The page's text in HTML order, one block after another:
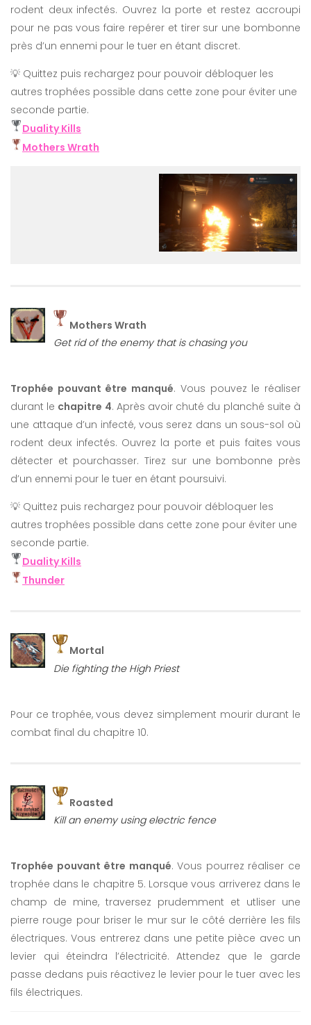
rodent deux infectés. Ouvrez la porte et restez accroupi
pour ne pas vous faire repérer et tirer sur une bombonne
près d’un ennemi pour le tuer en étant discret.
💡 Quittez puis rechargez pour pouvoir débloquer les
autres trophées possible dans cette zone pour éviter une
seconde partie.
Duality Kills
Mothers Wrath
Mothers Wrath
Get rid of the enemy that is chasing you
Trophée pouvant être manqué. Vous pouvez le réaliser
durant le chapitre 4. Après avoir chuté du planché suite à
une attaque d’un infecté, vous serez dans un sous-sol où
rodent deux infectés. Ouvrez la porte et puis faites vous
détecter et pourchasser. Tirez sur une bombonne près
d’un ennemi pour le tuer en étant poursuivi.
💡 Quittez puis rechargez pour pouvoir débloquer les
autres trophées possible dans cette zone pour éviter une
seconde partie.
Duality Kills
Thunder
Mortal
Die fighting the High Priest
Pour ce trophée, vous devez simplement mourir durant le
combat final du chapitre 10.
Roasted
Kill an enemy using electric fence
Trophée pouvant être manqué. Vous pourrez réaliser ce
trophée dans le chapitre 5. Lorsque vous arriverez dans le
champ de mine, traversez prudemment et utliser une
pierre rouge pour briser le mur sur le côté derrière les fils
électriques. Vous entrerez dans une petite pièce avec un
levier qui éteindra l’électricité. Attendez que le garde
passe dedans puis réactivez le levier pour le tuer avec les
fils électriques.